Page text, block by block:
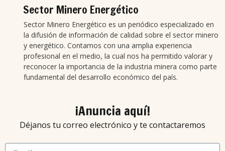
Sector Minero Energético
Sector Minero Energético es un periódico especializado en
la difusión de información de calidad sobre el sector minero
y energético. Contamos con una amplia experiencia
profesional en el medio, la cual nos ha permitido valorar y
reconocer la importancia de la industria minera como parte
fundamental del desarrollo económico del país.
¡Anuncia aquí!
Déjanos tu correo electrónico y te contactaremos